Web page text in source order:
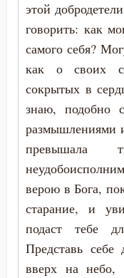
Исповедь
Ложь
Лукавство
Любовь
Любовь Божия
Любовь к Богу
Милостыня
Петр Дамаскин
Серафим
Феодор Студит
этой
говорить: как
самого себя?
как о своих
сокрытых в
знаю, подобно
размышлениями
верою в Бога,
старание, и
подаст тебе
Представь себе
вверх на небо,